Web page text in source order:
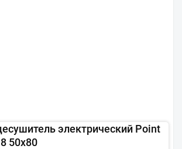
электрический Point
50x80